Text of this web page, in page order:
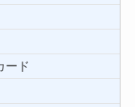
ード